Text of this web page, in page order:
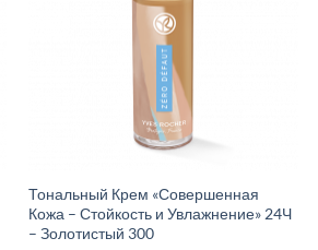
Тональный Крем «Совершенная
Кожа – Стойкость и Увлажнение» 24Ч
– Золотистый 300